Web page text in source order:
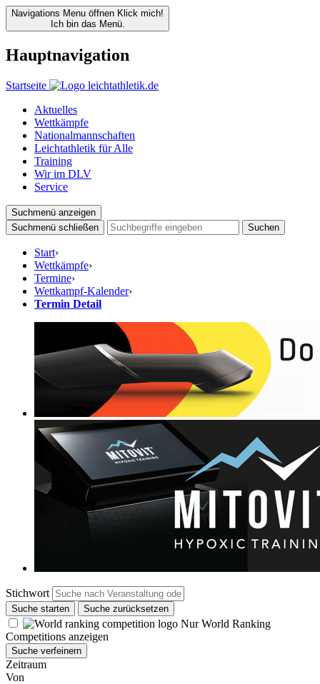
Navigations Menu öffnen Klick mich!
Ich bin das Menü.
Hauptnavigation
Startseite
Aktuelles
Wettkämpfe
Nationalmannschaften
Leichtathletik für Alle
Training
Wir im DLV
Service
Suchmenü anzeigen
Suchmenü schließen
Suchen
Start›
Wettkämpfe›
Termine›
Wettkampf-Kalender›
Termin Detail
Stichwort
Suche starten Suche zurücksetzen
Nur World Ranking
Competitions anzeigen
Suche verfeinern
Zeitraum
Von